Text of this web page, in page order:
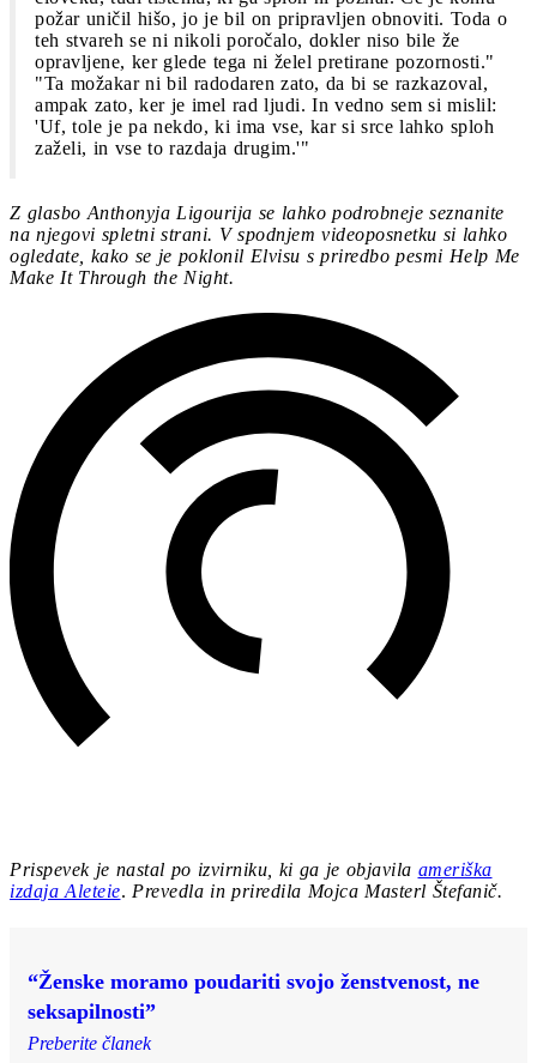
požar uničil hišo, jo je bil on pripravljen obnoviti. Toda o
teh stvareh se ni nikoli poročalo, dokler niso bile že
opravljene, ker glede tega ni želel pretirane pozornosti."
"Ta možakar ni bil radodaren zato, da bi se razkazoval,
ampak zato, ker je imel rad ljudi. In vedno sem si mislil:
'Uf, tole je pa nekdo, ki ima vse, kar si srce lahko sploh
zaželi, in vse to razdaja drugim.'"
Z glasbo Anthonyja Ligourija se lahko podrobneje seznanite
na njegovi spletni strani. V spodnjem videoposnetku si lahko
ogledate, kako se je poklonil Elvisu s priredbo pesmi Help Me
Make It Through the Night.
Prispevek je nastal po izvirniku, ki ga je objavila ameriška
izdaja Aleteie. Prevedla in priredila Mojca Masterl Štefanič.
“Ženske moramo poudariti svojo ženstvenost, ne
seksapilnosti”
Preberite članek